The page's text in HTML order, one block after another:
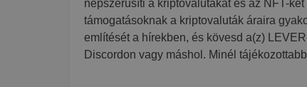
népszerűsíti a kriptovalutákat és az NFT-
támogatásoknak a kriptovaluták áraira
említését a hírekben, és kövesd a(z)
Discordon vagy máshol. Minél